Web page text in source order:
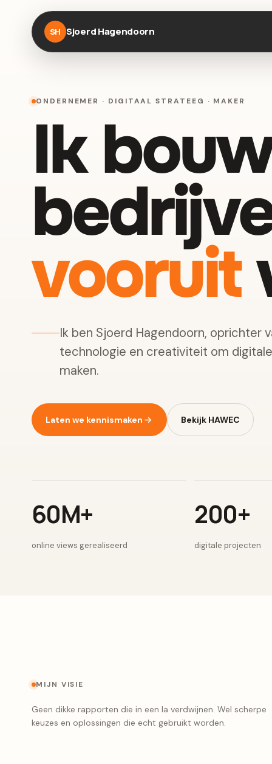
SH Sjoerd Hagendoorn
ONDERNEMER · DIGITAAL STRATEEG · MAKER
Ik
vooruit
Ik ben Sjoerd Hagendoorn, oprichter
technologie en creativiteit om
maken.
Laten we kennismaken Bekijk HAWEC
60M+
online views gerealiseerd
200+
digitale projecten
MIJN VISIE
Geen dikke rapporten die in een la verdwijnen. Wel scherpe
keuzes en oplossingen die echt gebruikt worden.